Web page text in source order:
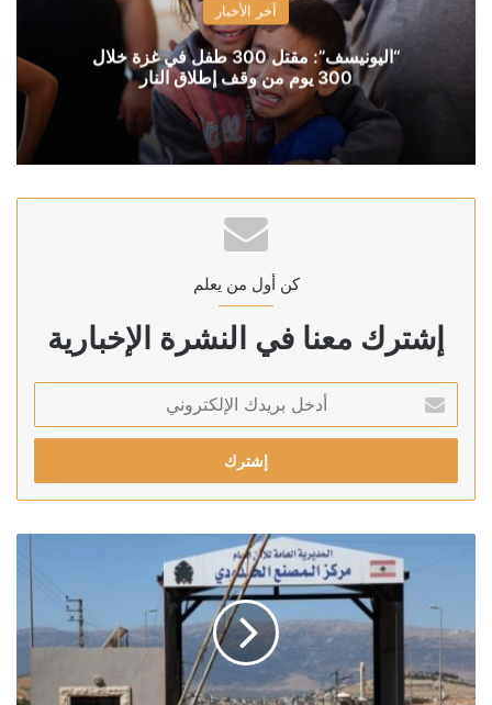
آخر الأخبار
“اليونيسف”: مقتل 300 طفل في غزة خلال
300 يوم من وقف إطلاق النار
كن أول من يعلم
إشترك معنا في النشرة الإخبارية
بريدك
الإلكتروني